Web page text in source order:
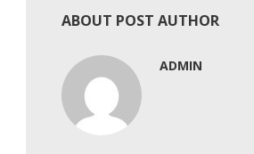
ABOUT POST AUTHOR
ADMIN